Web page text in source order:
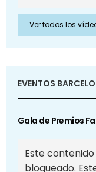
Ver todos los
EVENTOS
Gala de Premios
Este
bloqueado.